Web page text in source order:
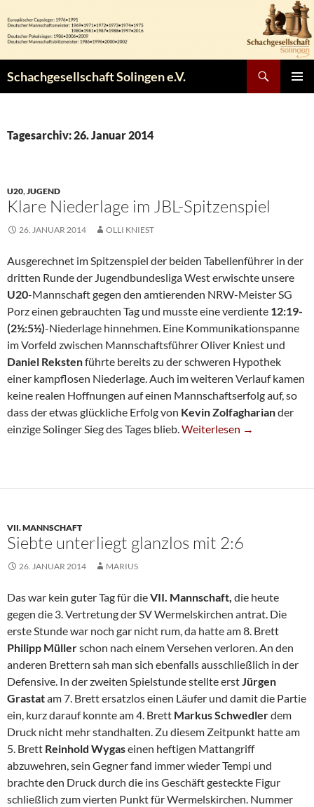
Inhalt
springen
Schachgesellschaft Solingen e.V.
Tagesarchiv: 26. Januar 2014
U20,JUGEND
Klare Niederlage im JBL-Spitzenspiel
26. JANUAR 2014 OLLI KNIEST
Ausgerechnet im Spitzenspiel der beiden Tabellenführer in der
dritten Runde der Jugendbundesliga West erwischte unsere
U20-Mannschaft gegen den amtierenden NRW-Meister SG
Porz einen gebrauchten Tag und musste eine verdiente 12:19-
(2½:5½)-Niederlage hinnehmen. Eine Kommunikationspanne
im Vorfeld zwischen Mannschaftsführer Oliver Kniest und
Daniel Rekstenführte bereits zu der schweren Hypothek
einer kampflosen Niederlage. Auch im weiteren Verlauf kamen
keine realen Hoffnungen auf einen Mannschaftserfolg auf, so
dass der etwas glückliche Erfolg von KevinZolfaghariander
einzige Solinger Sieg des Tages blieb.Klare Niederlage Im JBL-
Weiterlesen →
VII. MANNSCHAFT
Siebte unterliegt glanzlos mit 2:6
26. JANUAR 2014 MARIUS
Das war kein guter Tag für dieVII. Mannschaft, die heute
gegen die 3. Vertretung der SV Wermelskirchen antrat. Die
erste Stunde war noch gar nicht rum, da hatte am 8. Brett
Philipp Müllerschon nach einem Versehen verloren. An den
anderen Brettern sah man sich ebenfalls ausschließlich in der
Defensive. In der zweiten Spielstunde stellte erstJürgen
Grastatam 7. Brett ersatzlos einen Läufer und damit die Partie
ein, kurz darauf konnte am 4. Brett Markus Schwedlerdem
Druck nicht mehr standhalten. Zu diesem Zeitpunkt hatte am
5. Brett Reinhold Wygaseinen heftigen Mattangriff
abzuwehren, sein Gegner fand immer wieder Tempi und
brachte den Druck durch die ins Geschäft gesteckte Figur
schließlich zum vierten Punkt für Wermelskirchen. Nummer